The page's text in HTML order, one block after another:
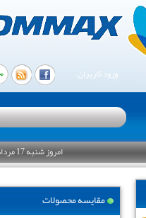
ورود کاربران
امروز شنبه 17 مرداد 1405
مقایسه محصولات